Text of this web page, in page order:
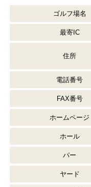
ゴルフ場名
最寄IC
住所
電話番号
FAX番号
ホームページ
ホール
パー
ヤード